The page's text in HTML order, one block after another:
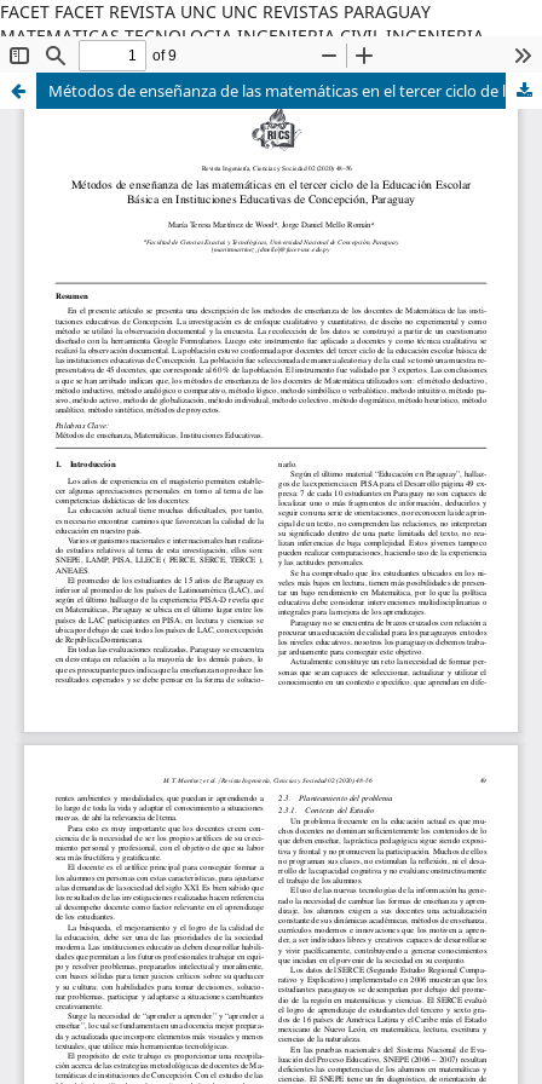
FACET FACET REVISTA UNC UNC REVISTAS PARAGUAY
MATEMATICAS TECNOLOGIA INGENIERIA CIVIL INGENIERIA
INDUSTRIAL INFORMATICA
Métodos de enseñanza de las matemáticas en el tercer ciclo de la Educación Escolar Básica en Instituciones Educativas de Concepción, Paraguay